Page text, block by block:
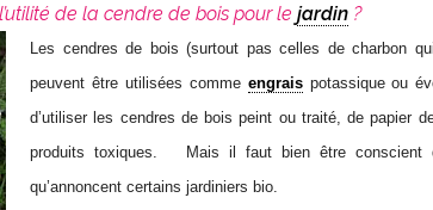
de la cendre de bois pour lejardin ?
Les cendres de bois (surtout pas celles de charbon
peuvent être utilisées comme engraispotassique ou
d’utiliser les cendres de bois peint ou traité, de papier
produits toxiques. Maisil faut bien être conscient
qu’annoncent certains jardiniers bio.